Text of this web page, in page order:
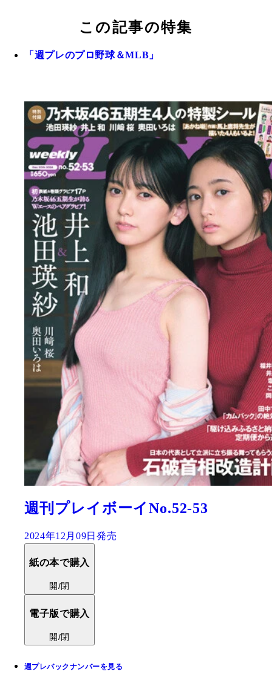
この記事の特集
「週プレのプロ野球＆MLB」
週刊プレイボーイNo.52-53
2024年12月09日発売
紙の本で購入
開/閉
電子版で購入
開/閉
週プレバックナンバーを見る